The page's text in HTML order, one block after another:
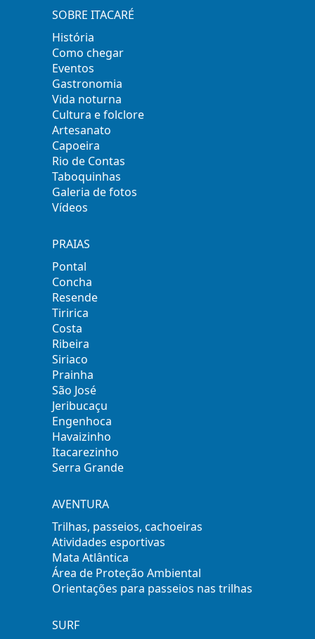
SOBRE ITACARÉ
História
Como chegar
Eventos
Gastronomia
Vida noturna
Cultura e folclore
Artesanato
Capoeira
Rio de Contas
Taboquinhas
Galeria de fotos
Vídeos
PRAIAS
Pontal
Concha
Resende
Tiririca
Costa
Ribeira
Siriaco
Prainha
São José
Jeribucaçu
Engenhoca
Havaizinho
Itacarezinho
Serra Grande
AVENTURA
Trilhas, passeios, cachoeiras
Atividades esportivas
Mata Atlântica
Área de Proteção Ambiental
Orientações para passeios nas trilhas
SURF